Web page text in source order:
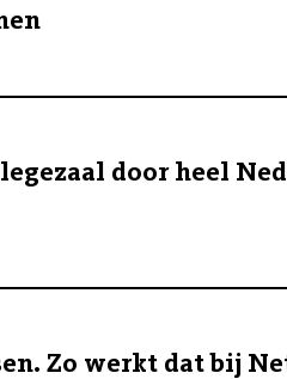
door heel
Zo werkt dat bij